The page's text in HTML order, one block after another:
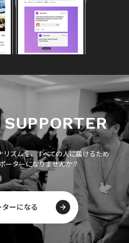
リズムを、すべての人に届けるため
ーターになりませんか？
ターになる